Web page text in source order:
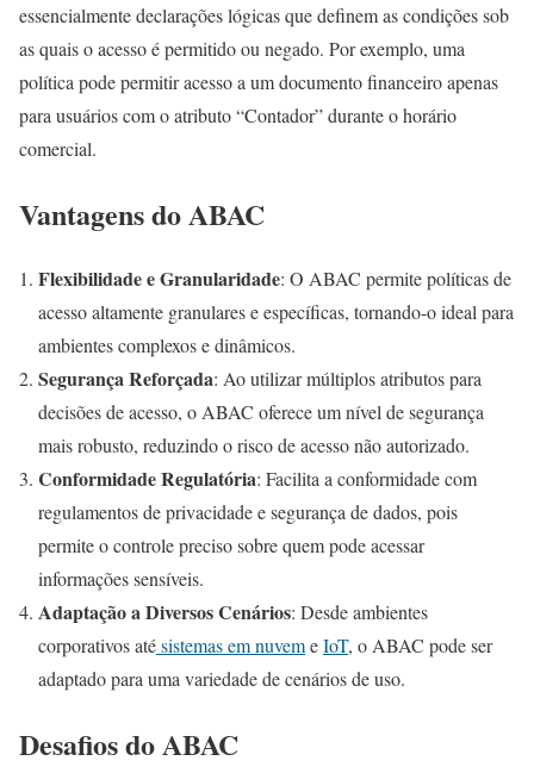
essencialmente declarações lógicas que definem as condições sob
as quais o acesso é permitido ou negado. Por exemplo, uma
política pode permitir acesso a um documento financeiro apenas
para usuários com o atributo “Contador” durante o horário
comercial.
Vantagens do ABAC
Flexibilidade e Granularidade: O ABAC permite políticas de
acesso altamente granulares e específicas, tornando-o ideal para
ambientes complexos e dinâmicos.
Segurança Reforçada: Ao utilizar múltiplos atributos para
decisões de acesso, o ABAC oferece um nível de segurança
mais robusto, reduzindo o risco de acesso não autorizado.
Conformidade Regulatória: Facilita a conformidade com
regulamentos de privacidade e segurança de dados, pois
permite o controle preciso sobre quem pode acessar
informações sensíveis.
Adaptação a Diversos Cenários: Desde ambientes
corporativos atésistemas em nuvemeIoT, o ABAC pode ser
adaptado para uma variedade de cenários de uso.
Desafios do ABAC